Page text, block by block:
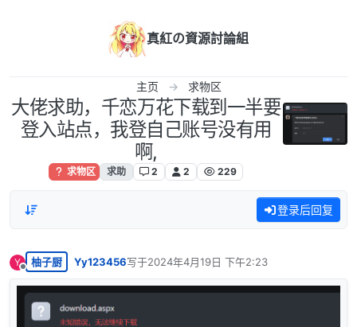
真紅の資源討論組
主页 求物区
大佬求助，千恋万花下载到一半要
登入站点，我登自己账号没有用
啊,
求物区 求助 2 2 229
登录后回复
Y
离线
柚子厨 Yy123456写于2024年4月19日 下午2:23
最后由 编辑